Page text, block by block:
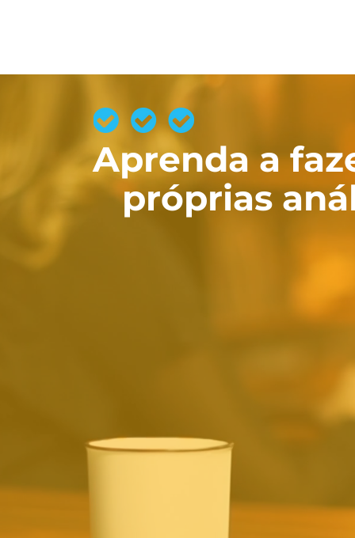
Aprenda a
próprias